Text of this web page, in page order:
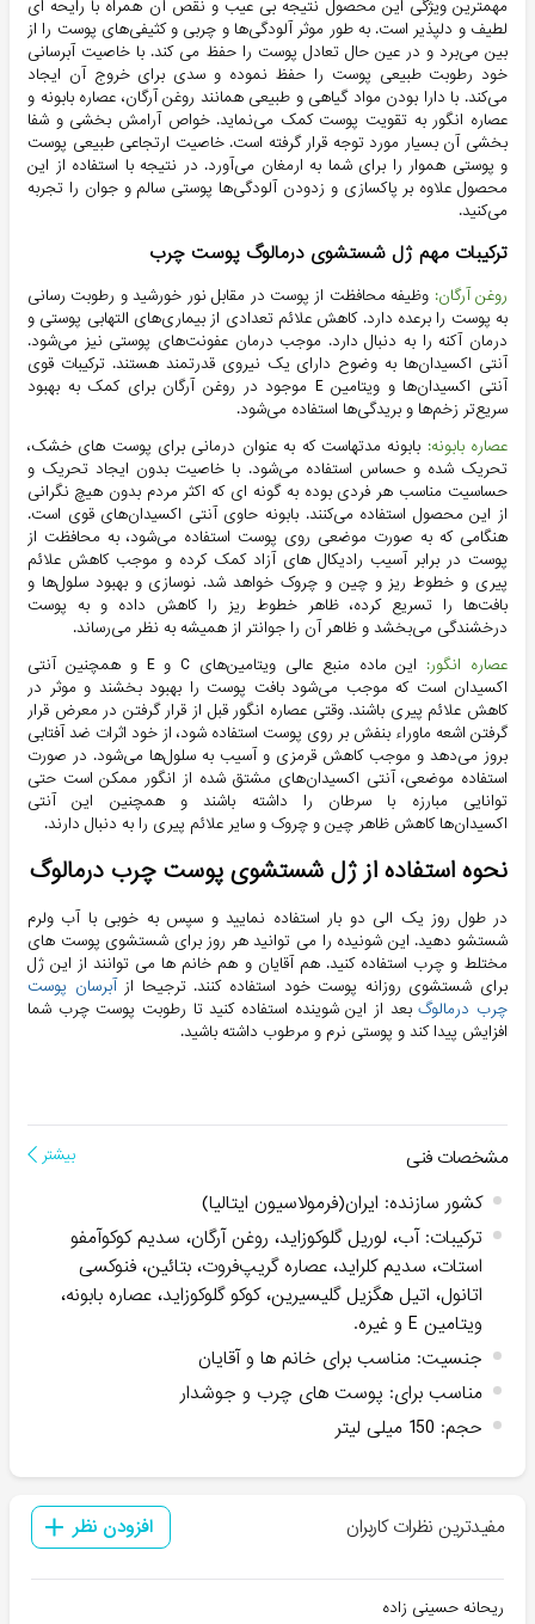
مهمترین ویژگی این محصول نتیجه بی عیب و نقص آن همراه با رایحه ای
لطیف و دلپذیر است. به طور موثر آلودگی‌ها و چربی و کثیفی‌های پوست را از
بین می‌برد و در عین حال تعادل پوست را حفظ می کند. با خاصیت آبرسانی
خود رطوبت طبیعی پوست را حفظ نموده و سدی برای خروج آن ایجاد
می‌کند. با دارا بودن مواد گیاهی و طبیعی همانند روغن آرگان، عصاره بابونه و
عصاره انگور به تقویت پوست کمک می‌نماید. خواص آرامش بخشی و شفا
بخشی آن بسیار مورد توجه قرار گرفته است. خاصیت ارتجاعی طبیعی پوست
و پوستی هموار را برای شما به ارمغان می‌آورد. در نتیجه با استفاده از این
محصول علاوه بر پاکسازی و زدودن آلودگی‌ها پوستی سالم و جوان را تجربه
می‌کنید.
ترکیبات مهم ژل شستشوی درمالوگ پوست چرب
روغن آرگان: وظیفه محافظت از پوست در مقابل نور خورشید و رطوبت رسانی
به پوست را برعده دارد. کاهش علائم تعدادی از بیماری‌های التهابی پوستی و
درمان آکنه را به دنبال دارد. موجب درمان عفونت‌های پوستی نیز می‌شود.
آنتی اکسیدان‌ها به وضوح دارای یک نیروی قدرتمند هستند. ترکیبات قوی
آنتی اکسیدان‌ها و ویتامین E موجود در روغن آرگان برای کمک به بهبود
سریع‌تر زخم‌ها و بریدگی‌ها استفاده می‌شود.
عصاره بابونه: بابونه مدتهاست که به عنوان درمانی برای پوست های خشک،
تحریک شده و حساس استفاده می‌شود. با خاصیت بدون ایجاد تحریک و
حساسیت مناسب هر فردی بوده به گونه ای که اکثر مردم بدون هیچ نگرانی
از این محصول استفاده می‌کنند. بابونه حاوی آنتی اکسیدان‌های قوی است.
هنگامی که به صورت موضعی روی پوست استفاده می‌شود، به محافظت از
پوست در برابر آسیب رادیکال های آزاد کمک کرده و موجب کاهش علائم
پیری و خطوط ریز و چین و چروک خواهد شد. نوسازی و بهبود سلول‌ها و
بافت‌ها را تسریع کرده، ظاهر خطوط ریز را کاهش داده و به پوست
درخشندگی می‌بخشد و ظاهر آن را جوانتر از همیشه به نظر می‌رساند.
عصاره انگور:
این ماده منبع عالی ویتامین‌های C و E و همچنین آنتی
اکسیدان است که موجب می‌شود بافت پوست را بهبود بخشند و موثر در
کاهش علائم پیری باشند. وقتی عصاره انگور قبل از قرار گرفتن در معرض قرار
گرفتن اشعه ماوراء بنفش بر روی پوست استفاده شود، از خود اثرات ضد آفتابی
بروز می‌دهد و موجب کاهش قرمزی و آسیب به سلول‌ها می‌شود. در صورت
استفاده موضعی، آنتی اکسیدان‌های مشتق شده از انگور ممکن است حتی
توانایی مبارزه با سرطان را داشته باشند و همچنین این آنتی
اکسیدان‌ها کاهش ظاهر چین و چروک و سایر علائم پیری را به دنبال دارند.
نحوه استفاده از ژل شستشوی پوست چرب درمالوگ
در طول روز یک الی دو بار استفاده نمایید و سپس به خوبی با آب ولرم
شستشو دهید. این شونیده را می توانید هر روز برای شستشوی پوست های
مختلط و چرب استفاده کنید. هم آقایان و هم خانم ها می توانند از این ژل
برای شستشوی روزانه پوست خود استفاده کنند. ترجیحا از آبرسان پوست
چرب درمالوگبعد از این شوینده استفاده کنید تا رطوبت پوست چرب شما
افزایش پیدا کند و پوستی نرم و مرطوب داشته باشید.
مشخصات فنی بیشتر
کشور سازنده: ایران(فرمولاسیون ایتالیا)
ترکیبات:آب، لوریل گلوکوزاید، روغن آرگان، سدیم کوکوآمفو
استات، سدیم کلراید، عصاره گریپ‌فروت، بتائین، فنوکسی
اتانول، اتیل هگزیل گلیسیرین، کوکو گلوکوزاید، عصاره بابونه،
ویتامین E و غیره.
جنسیت: مناسب برای خانم ها و آقایان
مناسب برای: پوست های چرب و جوشدار
حجم: 150 میلی لیتر
مفیدترین نظرات کاربران افزودن نظر
ریحانه حسینی زاده